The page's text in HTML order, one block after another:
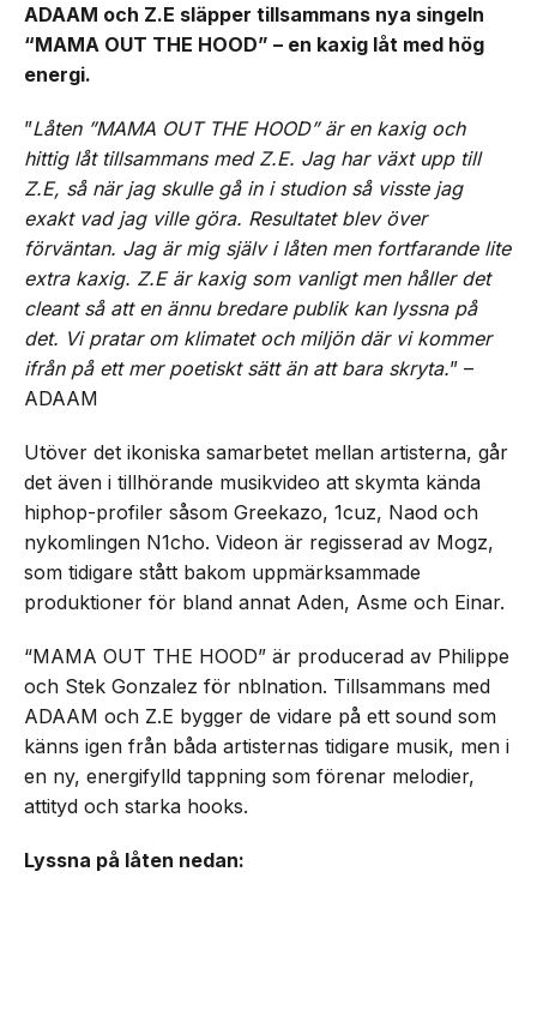
ADAAM och Z.E släpper tillsammans nya singeln
“MAMA OUT THE HOOD” – en kaxig låt med hög
energi.
”Låten ”MAMA OUT THE HOOD” är en kaxig och
hittig låt tillsammans med Z.E. Jag har växt upp till
Z.E, så när jag skulle gå in i studion så visste jag
exakt vad jag ville göra. Resultatet blev över
förväntan. Jag är mig själv i låten men fortfarande lite
extra kaxig. Z.E är kaxig som vanligt men håller det
cleant så att en ännu bredare publik kan lyssna på
det. Vi pratar om klimatet och miljön där vi kommer
ifrån på ett mer poetiskt sätt än att bara skryta.” –
ADAAM
Utöver det ikoniska samarbetet mellan artisterna, går
det även i tillhörande musikvideo att skymta kända
hiphop-profiler såsom Greekazo, 1cuz, Naod och
nykomlingen N1cho. Videon är regisserad av Mogz,
som tidigare stått bakom uppmärksammade
produktioner för bland annat Aden, Asme och Einar.
“MAMA OUT THE HOOD” är producerad av Philippe
och Stek Gonzalez för nblnation. Tillsammans med
ADAAM och Z.E bygger de vidare på ett sound som
känns igen från båda artisternas tidigare musik, men i
en ny, energifylld tappning som förenar melodier,
attityd och starka hooks.
Lyssna på låten nedan: